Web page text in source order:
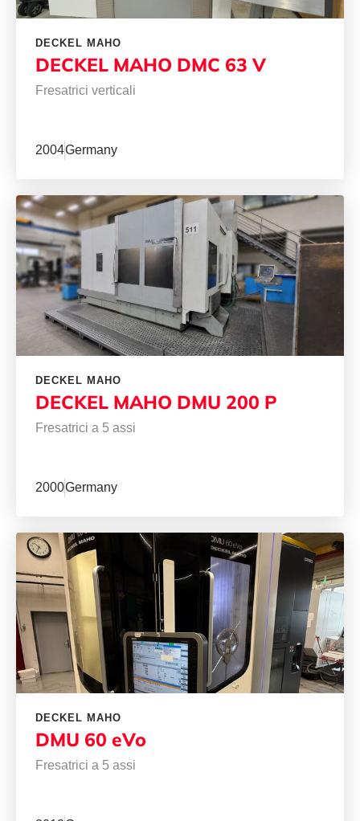
DECKEL MAHO
DECKEL MAHO DMC 63 V
Fresatrici verticali
2004Germany
DECKEL MAHO
DECKEL MAHO DMU 200 P
Fresatrici a 5 assi
2000Germany
DECKEL MAHO
DMU 60 eVo
Fresatrici a 5 assi